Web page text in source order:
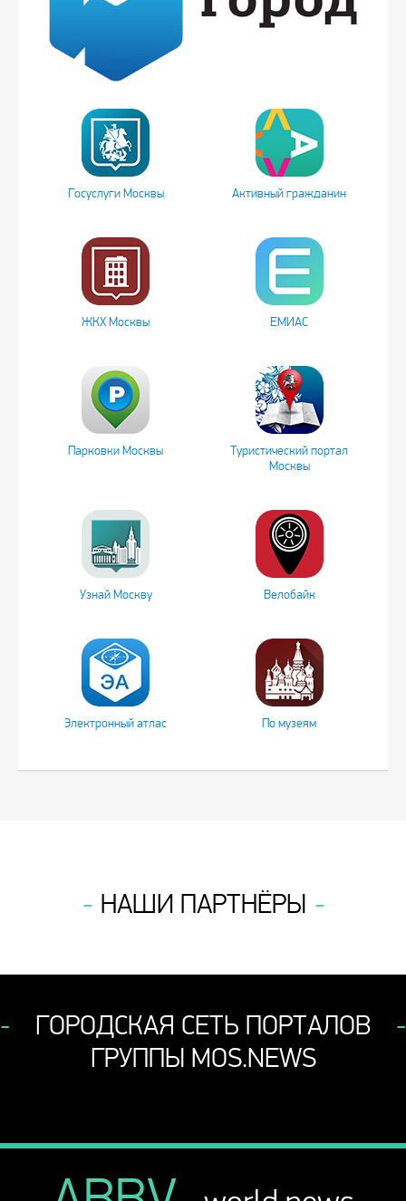
Госуслуги Москвы Активный гражданин
ЖКХ Москвы ЕМИАС
Парковки Москвы
Туристический портал
Москвы
Узнай Москву Велобайк
Электронный атлас По музеям
НАШИ ПАРТНЁРЫ
ГОРОДСКАЯ СЕТЬ ПОРТАЛОВ
ГРУППЫ MOS.NEWS